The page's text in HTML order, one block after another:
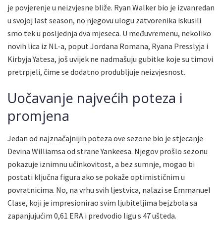
je povjerenje u neizvjesne bliže. Ryan Walker bio je izvanredan
u svojoj last season, no njegovu ulogu zatvorenika iskusili
smo tek u posljednja dva mjeseca. U međuvremenu, nekoliko
novih lica iz NL-a, poput Jordana Romana, Ryana Presslyja i
Kirbyja Yatesa, još uvijek ne nadmašuju gubitke koje su timovi
pretrpjeli, čime se dodatno produbljuje neizvjesnost.
Uočavanje najvećih poteza i
promjena
Jedan od najznačajnijih poteza ove sezone bio je stjecanje
Devina Williamsa od strane Yankeesa. Njegov prošlo sezonu
pokazuje iznimnu učinkovitost, a bez sumnje, mogao bi
postati ključna figura ako se pokaže optimističnim u
povratnicima. No, na vrhu svih ljestvica, nalazi se Emmanuel
Clase, koji je impresionirao svim ljubiteljima bejzbola sa
zapanjujućim 0,61 ERA i predvodio ligu s 47 ušteda.